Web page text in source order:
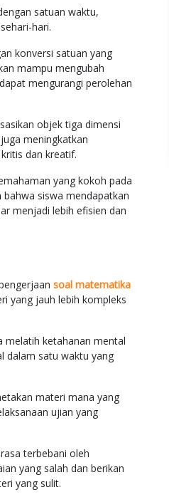
satuan waktu,
hari.
konversi satuan yang
mampu mengubah
mengurangi perolehan
objek tiga dimensi
meningkatkan
dan kreatif.
yang kokoh pada
siswa mendapatkan
menjadi lebih efisien dan
soal matematika
yang jauh lebih kompleks
melatih ketahanan mental
dalam satu waktu yang
materi mana yang
ujian yang
terbebani oleh
yang salah dan berikan
yang sulit.